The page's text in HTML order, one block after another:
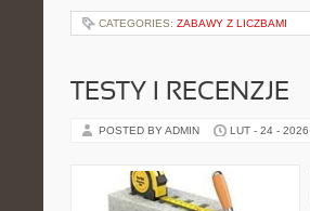
CATEGORIES: ZABAWY Z LICZBAMI
TESTY I RECENZJE
POSTED BY ADMIN LUT - 24 - 2026